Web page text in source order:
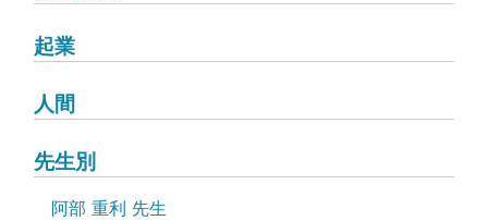
起業
人間
先生別
阿部 重利 先生